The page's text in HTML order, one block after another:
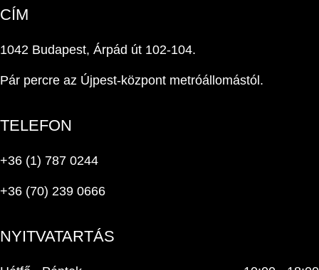
CÍM
1042 Budapest, Árpád út 102-104.
Pár percre az Újpest-központ metróállomástól.
TELEFON
+36 (1) 787 0244
+36 (70) 239 0666
NYITVATARTÁS